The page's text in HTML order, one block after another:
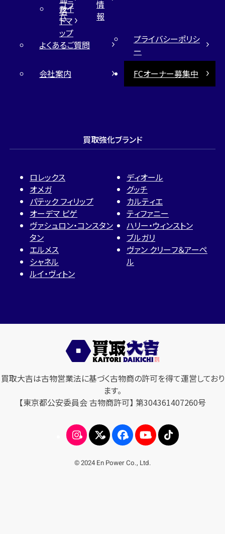
格
コラ
ム
情
報
サイ
トマ
ップ
よくあるご質問
プライバシーポリシ
ー
会社案内
FCオーナー募集中
買取強化ブランド
ロレックス
オメガ
パテック フィリップ
オーデマ ピゲ
ヴァシュロン・コンスタン
タン
エルメス
シャネル
ルイ・ヴィトン
ディオール
グッチ
カルティエ
ティファニー
ハリー・ウィンストン
ブルガリ
ヴァン クリーフ＆アーペ
ル
買取大吉は古物営業法に基づく古物商の許可を得て運営しており
ます。
【東京都公安委員会 古物商許可】 第304361407260号
© 2024 En Power Co., Ltd.